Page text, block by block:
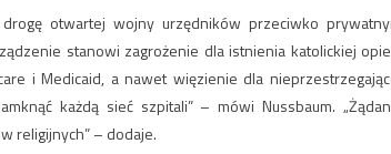
otwartej wojny urzędników przeciwko
stanowi zagrożenie dla istnienia katolickiej
i Medicaid, a nawet więzienie dla
każdą sieć szpitali” – mówi Nussbaum.
religijnych” – dodaje.